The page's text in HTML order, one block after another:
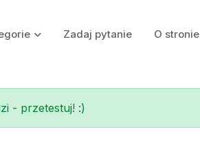
Zadaj pytanie O stronie
- przetestuj! :)